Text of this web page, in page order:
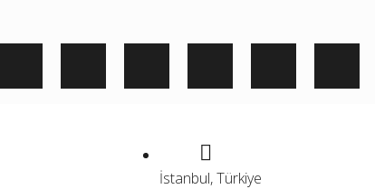
İstanbul, Türkiye